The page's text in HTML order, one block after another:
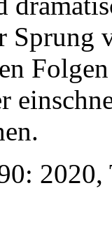
Sprung
2020,